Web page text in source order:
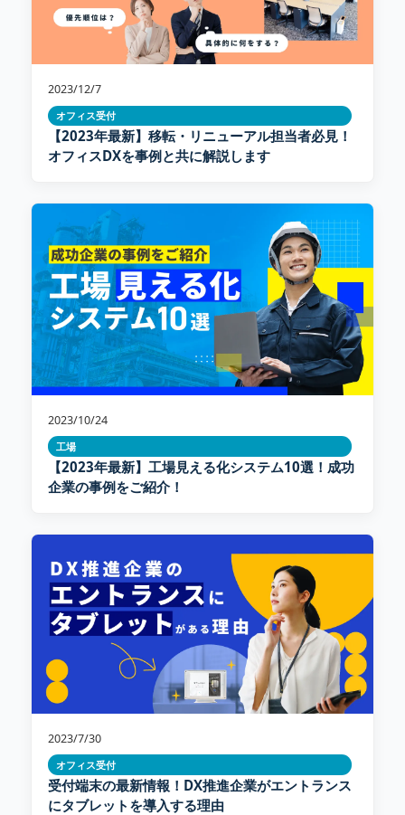
2023/12/7
オフィス受付
【2023年最新】移転・リニューアル担当者必見！
オフィスDXを事例と共に解説します
2023/10/24
工場
【2023年最新】工場見える化システム10選！成功
企業の事例をご紹介！
2023/7/30
オフィス受付
受付端末の最新情報！DX推進企業がエントランス
にタブレットを導入する理由